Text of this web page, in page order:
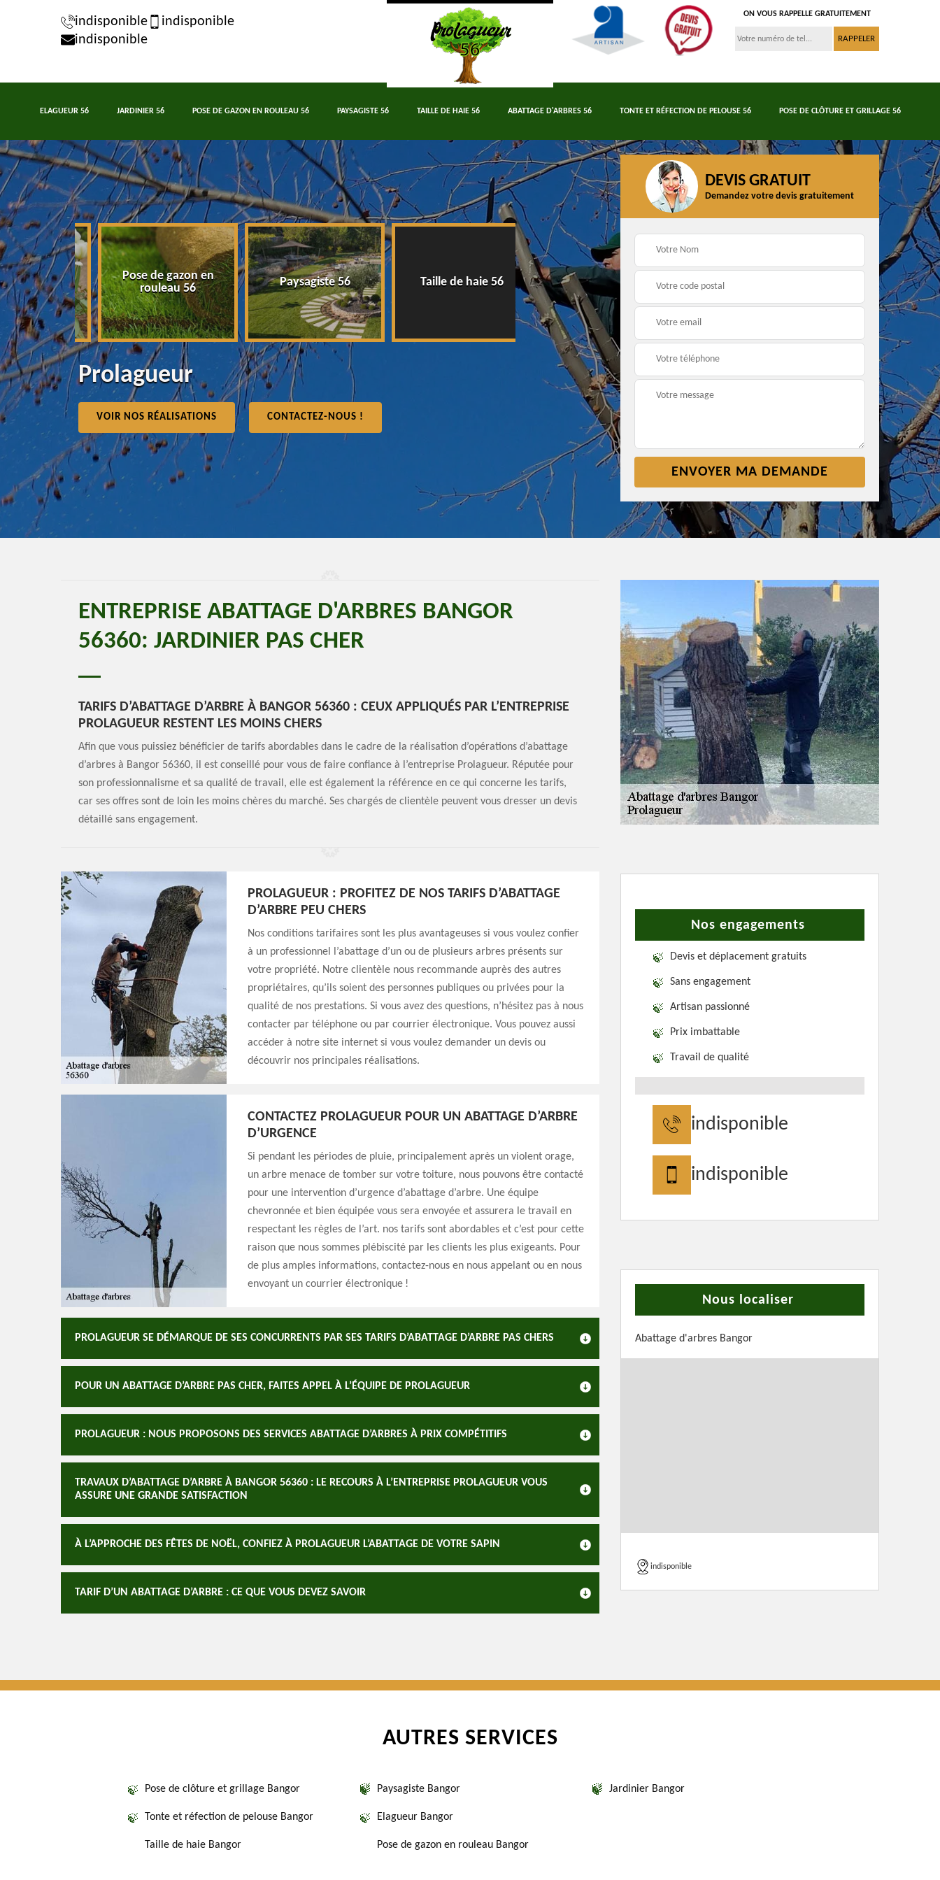
indisponible
indisponible
indisponible
ON VOUS RAPPELLE GRATUITEMENT
ELAGUEUR 56 JARDINIER 56 POSE DE GAZON EN ROULEAU 56 PAYSAGISTE 56 TAILLE DE HAIE 56 ABATTAGE D'ARBRES 56 TONTE ET RÉFECTION DE PELOUSE 56 POSE DE CLÔTURE ET GRILLAGE 56
56
Pose de gazon en
rouleau 56
Paysagiste 56 Taille de haie 56 Abattage d'arbres 56
pelouse 56
Pose de clôture et
grillage 56
Prolagueur
VOIR NOS RÉALISATIONS CONTACTEZ-NOUS !
DEVIS GRATUIT
Demandez votre devis gratuitement
ENTREPRISE ABATTAGE D'ARBRES BANGOR
56360: JARDINIER PAS CHER
TARIFS D’ABATTAGE D’ARBRE À BANGOR 56360 : CEUX APPLIQUÉS PAR L’ENTREPRISE
PROLAGUEUR RESTENT LES MOINS CHERS
Afin que vous puissiez bénéficier de tarifs abordables dans le cadre de la réalisation d’opérations d’abattage
d’arbres à Bangor 56360, il est conseillé pour vous de faire confiance à l’entreprise Prolagueur. Réputée pour
son professionnalisme et sa qualité de travail, elle est également la référence en ce qui concerne les tarifs,
car ses offres sont de loin les moins chères du marché. Ses chargés de clientèle peuvent vous dresser un devis
détaillé sans engagement.
PROLAGUEUR : PROFITEZ DE NOS TARIFS D’ABATTAGE
D’ARBRE PEU CHERS
Nos conditions tarifaires sont les plus avantageuses si vous voulez confier
à un professionnel l’abattage d’un ou de plusieurs arbres présents sur
votre propriété. Notre clientèle nous recommande auprès des autres
propriétaires, qu’ils soient des personnes publiques ou privées pour la
qualité de nos prestations. Si vous avez des questions, n’hésitez pas à nous
contacter par téléphone ou par courrier électronique. Vous pouvez aussi
accéder à notre site internet si vous voulez demander un devis ou
découvrir nos principales réalisations.
CONTACTEZ PROLAGUEUR POUR UN ABATTAGE D’ARBRE
D’URGENCE
Si pendant les périodes de pluie, principalement après un violent orage,
un arbre menace de tomber sur votre toiture, nous pouvons être contacté
pour une intervention d’urgence d’abattage d’arbre. Une équipe
chevronnée et bien équipée vous sera envoyée et assurera le travail en
respectant les règles de l’art. nos tarifs sont abordables et c’est pour cette
raison que nous sommes plébiscité par les clients les plus exigeants. Pour
de plus amples informations, contactez-nous en nous appelant ou en nous
envoyant un courrier électronique !
PROLAGUEUR SE DÉMARQUE DE SES CONCURRENTS PAR SES TARIFS D’ABATTAGE D’ARBRE PAS CHERS
POUR UN ABATTAGE D’ARBRE PAS CHER, FAITES APPEL À L’ÉQUIPE DE PROLAGUEUR
PROLAGUEUR : NOUS PROPOSONS DES SERVICES ABATTAGE D’ARBRES À PRIX COMPÉTITIFS
TRAVAUX D’ABATTAGE D’ARBRE À BANGOR 56360 : LE RECOURS À L’ENTREPRISE PROLAGUEUR VOUS
ASSURE UNE GRANDE SATISFACTION
À L’APPROCHE DES FÊTES DE NOËL, CONFIEZ À PROLAGUEUR L’ABATTAGE DE VOTRE SAPIN
TARIF D’UN ABATTAGE D’ARBRE : CE QUE VOUS DEVEZ SAVOIR
Nos engagements
Devis et déplacement gratuits
Sans engagement
Artisan passionné
Prix imbattable
Travail de qualité
indisponible
indisponible
Nous localiser
Abattage d'arbres Bangor
indisponible
AUTRES SERVICES
Pose de clôture et grillage Bangor
Tonte et réfection de pelouse Bangor
Taille de haie Bangor
Paysagiste Bangor
Elagueur Bangor
Pose de gazon en rouleau Bangor
Jardinier Bangor